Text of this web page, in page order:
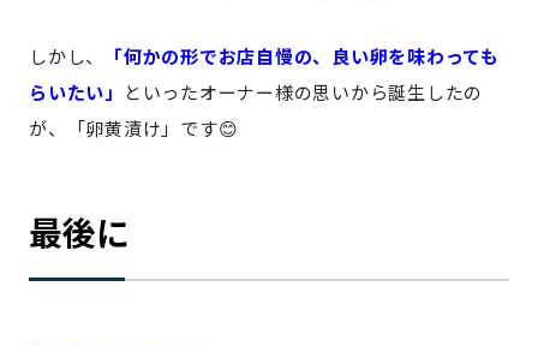
しかし、
「何かの形でお店自慢の、良い卵を味わっても
らいたい」
といったオーナー様の思いから誕生したの
が、「卵黄漬け」です😊
最後に